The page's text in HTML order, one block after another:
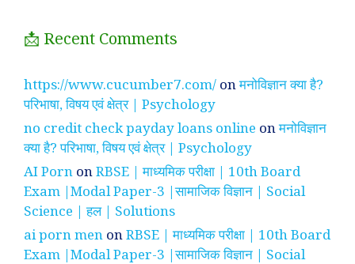
📩 Recent Comments
https://www.cucumber7.com/ onमनोविज्ञान क्या है?
परिभाषा, विषय एवं क्षेत्र | Psychology
no credit check payday loans online onमनोविज्ञान
क्या है? परिभाषा, विषय एवं क्षेत्र | Psychology
AI Porn onRBSE | माध्यमिक परीक्षा | 10th Board
Exam |Modal Paper-3 |सामाजिक विज्ञान | Social
Science | हल | Solutions
ai porn men onRBSE | माध्यमिक परीक्षा | 10th Board
Exam |Modal Paper-3 |सामाजिक विज्ञान | Social